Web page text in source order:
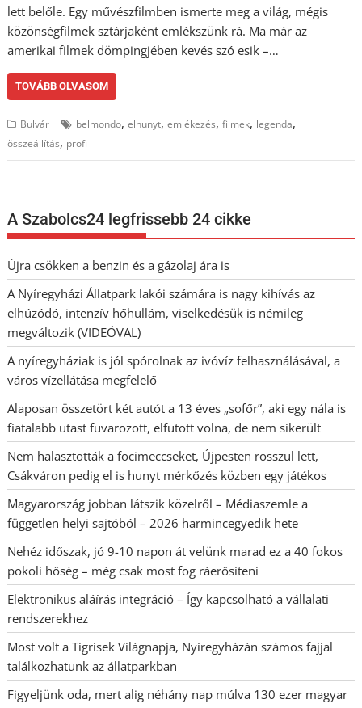
lett belőle. Egy művészfilmben ismerte meg a világ, mégis
közönségfilmek sztárjaként emlékszünk rá. Ma már az
amerikai filmek dömpingjében kevés szó esik –…
TOVÁBB OLVASOM
Bulvár belmondo,elhunyt,emlékezés,filmek, legenda,
összeállítás, profi
A Szabolcs24 legfrissebb 24 cikke
Újra csökken a benzin és a gázolaj ára is
A Nyíregyházi Állatpark lakói számára is nagy kihívás az
elhúzódó, intenzív hőhullám, viselkedésük is némileg
megváltozik (VIDEÓVAL)
A nyíregyháziak is jól spórolnak az ivóvíz felhasználásával, a
város vízellátása megfelelő
Alaposan összetört két autót a 13 éves „sofőr”, aki egy nála is
fiatalabb utast fuvarozott, elfutott volna, de nem sikerült
Nem halasztották a focimeccseket, Újpesten rosszul lett,
Csákváron pedig el is hunyt mérkőzés közben egy játékos
Magyarország jobban látszik közelről – Médiaszemle a
független helyi sajtóból – 2026 harmincegyedik hete
Nehéz időszak, jó 9-10 napon át velünk marad ez a 40 fokos
pokoli hőség – még csak most fog ráerősíteni
Elektronikus aláírás integráció – Így kapcsolható a vállalati
rendszerekhez
Most volt a Tigrisek Világnapja, Nyíregyházán számos fajjal
találkozhatunk az állatparkban
Figyeljünk oda, mert alig néhány nap múlva 130 ezer magyar